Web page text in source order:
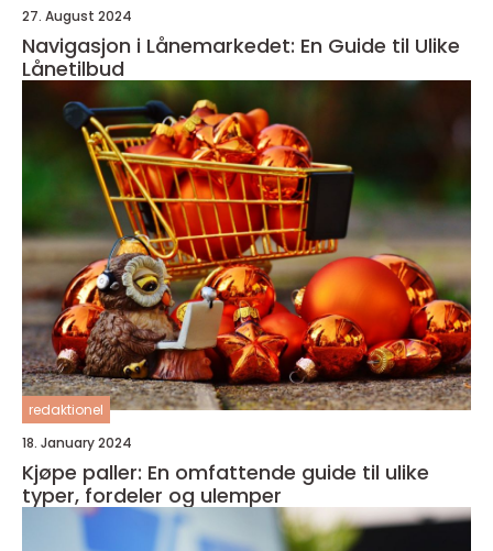
27. August 2024
Navigasjon i Lånemarkedet: En Guide til Ulike
Lånetilbud
redaktionel
18. January 2024
Kjøpe paller: En omfattende guide til ulike
typer, fordeler og ulemper